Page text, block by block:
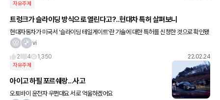
자유주제
트렁크가 슬라이딩 방식으로 열린다고?..현대차 특허 살펴보니
현대자동차가 미국서 '슬라이딩 테일게이트'란 기술에 대한 특허를 신청한 것으로 확인됐
다. 24일(한국시각) 오토블로그 등 외신에 따르면 최근 현대차가 미 특허청에 제출한 서
vi
2
4 1,350 22.02.24
자유주제
아이고 하필 포르쉐랑...사고
오토바이 운전자 우쩐대요 서로 억울하겠어요